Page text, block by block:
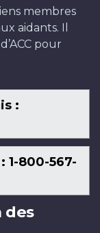
membres
aidants. Il
pour
:
1-800-567-
des